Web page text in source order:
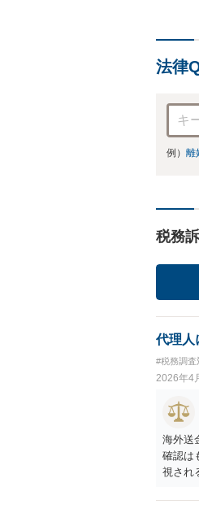
法律
例） 離
税務
代理人
#税務調査
2026年4
海外送
確認は
視され
を行っ